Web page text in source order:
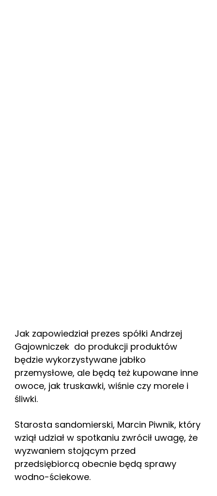
Jak zapowiedział prezes spółki Andrzej
Gajowniczek do produkcji produktów
będzie wykorzystywane jabłko
przemysłowe, ale będą też kupowane inne
owoce, jak truskawki, wiśnie czy morele i
śliwki.
Starosta sandomierski, Marcin Piwnik, który
wziął udział w spotkaniu zwrócił uwagę, że
wyzwaniem stojącym przed
przedsiębiorcą obecnie będą sprawy
wodno-ściekowe.